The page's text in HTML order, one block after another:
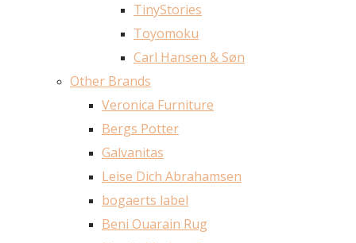
TinyStories
Toyomoku
Carl Hansen & Søn
Other Brands
Veronica Furniture
Bergs Potter
Galvanitas
Leise Dich Abrahamsen
bogaerts label
Beni Ouarain Rug